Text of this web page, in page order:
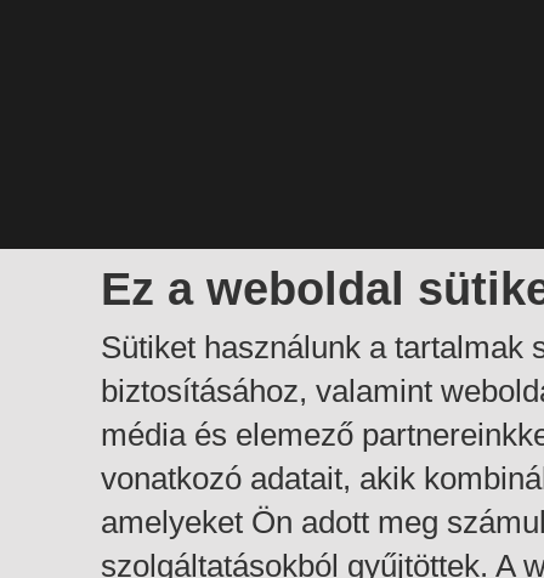
Ez a weboldal
Sütiket használunk a tartalmak
biztosításához, valamint
média és elemező
vonatkozó adatait, akik
amelyeket Ön adott meg
szolgáltatásokból gyűjtöttek. A